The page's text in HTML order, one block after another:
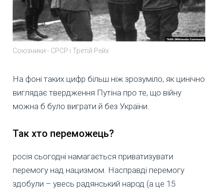
Союзники - СРСР і Третій Рейх
На фоні таких цифр більш ніж зрозуміло, як цинічно
виглядає твердження Путіна про те, що війну
можна б було виграти й без України.
Так хто переможець?
росія сьогодні намагається приватизувати
перемогу над нацизмом. Насправді перемогу
здобули – увесь радянський народ (а це 15